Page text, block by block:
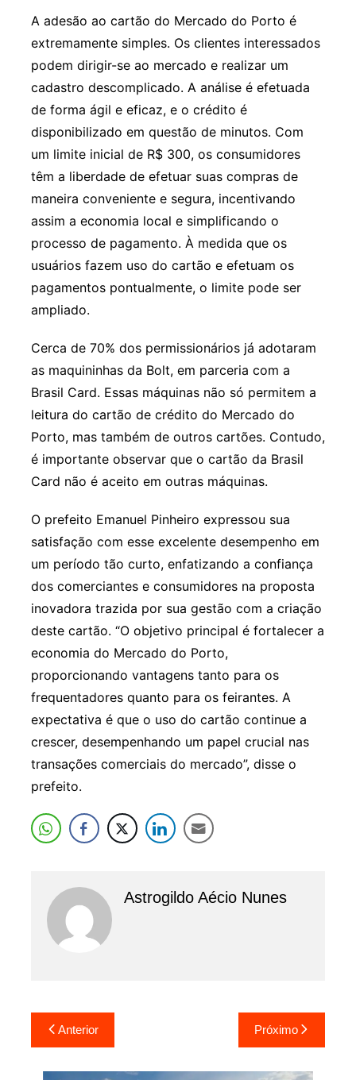
A adesão ao cartão do Mercado do Porto é
extremamente simples. Os clientes interessados
podem dirigir-se ao mercado e realizar um
cadastro descomplicado. A análise é efetuada
de forma ágil e eficaz, e o crédito é
disponibilizado em questão de minutos. Com
um limite inicial de R$ 300, os consumidores
têm a liberdade de efetuar suas compras de
maneira conveniente e segura, incentivando
assim a economia local e simplificando o
processo de pagamento. À medida que os
usuários fazem uso do cartão e efetuam os
pagamentos pontualmente, o limite pode ser
ampliado.
Cerca de 70% dos permissionários já adotaram
as maquininhas da Bolt, em parceria com a
Brasil Card. Essas máquinas não só permitem a
leitura do cartão de crédito do Mercado do
Porto, mas também de outros cartões. Contudo,
é importante observar que o cartão da Brasil
Card não é aceito em outras máquinas.
O prefeito Emanuel Pinheiro expressou sua
satisfação com esse excelente desempenho em
um período tão curto, enfatizando a confiança
dos comerciantes e consumidores na proposta
inovadora trazida por sua gestão com a criação
deste cartão. “O objetivo principal é fortalecer a
economia do Mercado do Porto,
proporcionando vantagens tanto para os
frequentadores quanto para os feirantes. A
expectativa é que o uso do cartão continue a
crescer, desempenhando um papel crucial nas
transações comerciais do mercado”, disse o
prefeito.
Astrogildo Aécio Nunes
Navegação
de
Post
Anterior Próximo